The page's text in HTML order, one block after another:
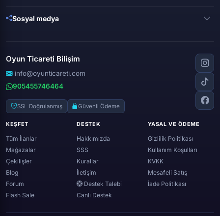
Free fire
Minecraft
Gta online
Lost ark
World of warcraft
Zula
Wolfteam
Black desert online
Genshin ımpact
Sosyal medya
Discord
Youtube
Twitter (x)
Spotify
Oyun Ticareti Bilişim
info@oyunticareti.com
905455746464
SSL Doğrulanmış Güvenli Ödeme
KEŞFET
Tüm İlanlar
Mağazalar
Çekilişler
Blog
Forum
Flash Sale
DESTEK
Hakkımızda
SSS
Kurallar
İletişim
Destek Talebi
Canlı Destek
YASAL VE ÖDEME
Gizlilik Politikası
Kullanım Koşulları
KVKK
Mesafeli Satış
İade Politikası